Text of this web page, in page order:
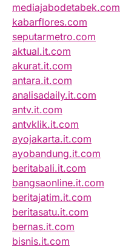
mediajabodetabek.com
kabarflores.com
seputarmetro.com
aktual.it.com
akurat.it.com
antara.it.com
analisadaily.it.com
antv.it.com
antvklik.it.com
ayojakarta.it.com
ayobandung.it.com
beritabali.it.com
bangsaonline.it.com
beritajatim.it.com
beritasatu.it.com
bernas.it.com
bisnis.it.com